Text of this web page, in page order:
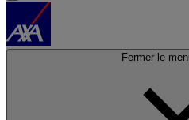
Fermer le